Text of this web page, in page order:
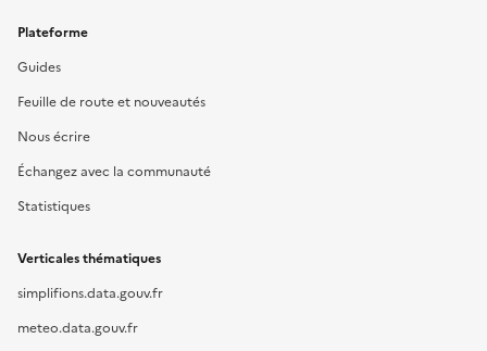
Plateforme
Guides
Feuille de route et nouveautés
Nous écrire
Échangez avec la communauté
Statistiques
Verticales thématiques
simplifions.data.gouv.fr
meteo.data.gouv.fr